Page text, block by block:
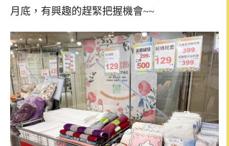
月底，有興趣的趕緊把握機會~~